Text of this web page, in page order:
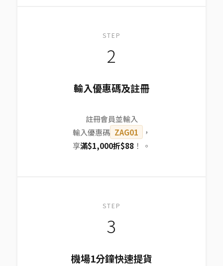
STEP
2
輸入優惠碼及註冊
註冊會員並輸入
輸入優惠碼 ZAG01
，
享滿$1,000折$88 ！ 。
STEP
3
機場1分鐘快速提貨